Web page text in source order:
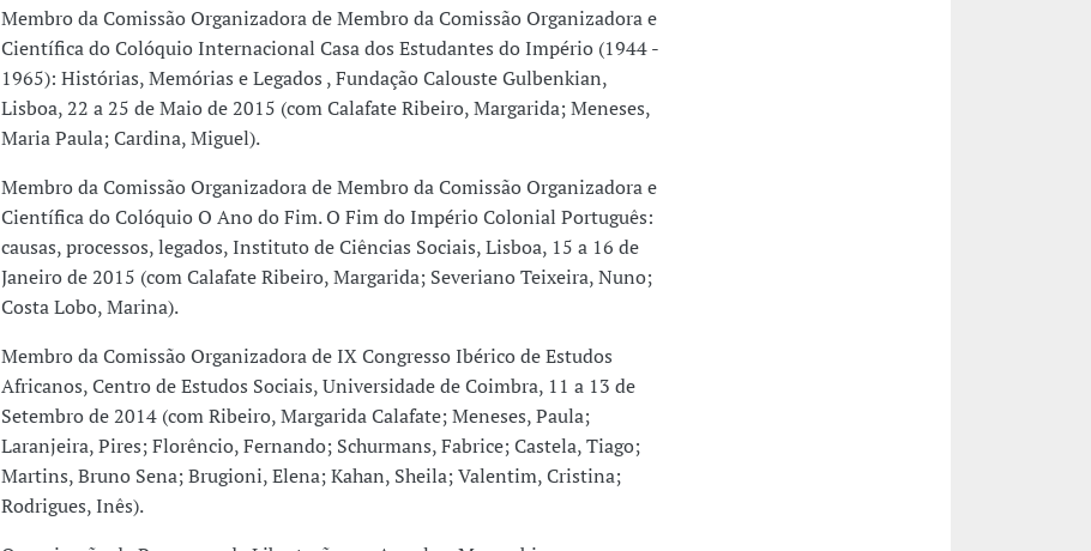
Membro da Comissão Organizadora de Membro da Comissão Organizadora e
Científica do Colóquio Internacional Casa dos Estudantes do Império (1944 -
1965): Histórias, Memórias e Legados , Fundação Calouste Gulbenkian,
Lisboa, 22 a 25 de Maio de 2015 (com Calafate Ribeiro, Margarida; Meneses,
Maria Paula; Cardina, Miguel).
Membro da Comissão Organizadora de Membro da Comissão Organizadora e
Científica do Colóquio O Ano do Fim. O Fim do Império Colonial Português:
causas, processos, legados, Instituto de Ciências Sociais, Lisboa, 15 a 16 de
Janeiro de 2015 (com Calafate Ribeiro, Margarida; Severiano Teixeira, Nuno;
Costa Lobo, Marina).
Membro da Comissão Organizadora de IX Congresso Ibérico de Estudos
Africanos, Centro de Estudos Sociais, Universidade de Coimbra, 11 a 13 de
Setembro de 2014 (com Ribeiro, Margarida Calafate; Meneses, Paula;
Laranjeira, Pires; Florêncio, Fernando; Schurmans, Fabrice; Castela, Tiago;
Martins, Bruno Sena; Brugioni, Elena; Kahan, Sheila; Valentim, Cristina;
Rodrigues, Inês).